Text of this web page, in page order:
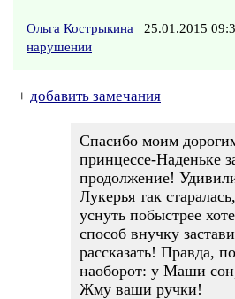
Ольга Кострыкина 25.01.2015
нарушении
+ добавить замечания
Спасибо моим
принцессе-Наденьке
продолжение!
Лукерья так
уснуть побыстрее
способ внучку
рассказать! Правда,
наоборот: у Маши
Жму ваши ручки!